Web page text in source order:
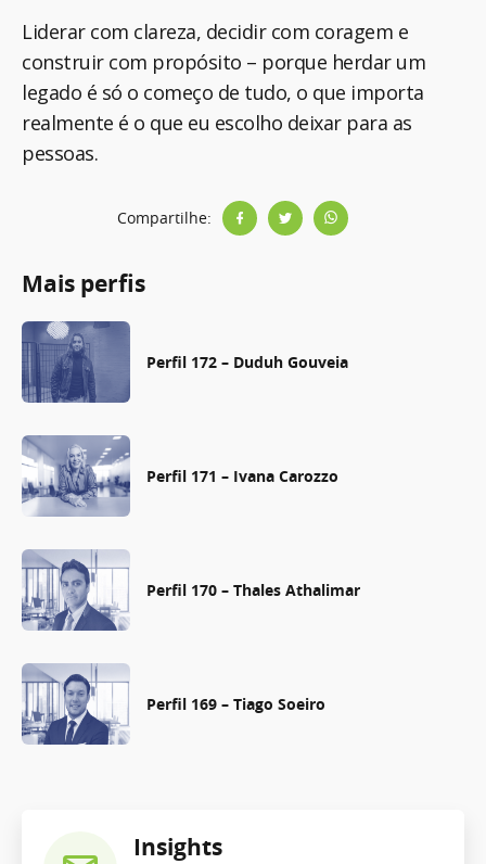
Liderar com clareza, decidir com coragem e
construir com propósito – porque herdar um
legado é só o começo de tudo, o que importa
realmente é o que eu escolho deixar para as
pessoas.
Compartilhe:
Mais perfis
Perfil 172 – Duduh Gouveia
Perfil 171 – Ivana Carozzo
Perfil 170 – Thales Athalimar
Perfil 169 – Tiago Soeiro
Insights